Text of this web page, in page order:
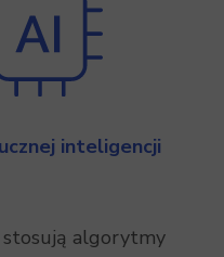
inteligencji
stosują algorytmy